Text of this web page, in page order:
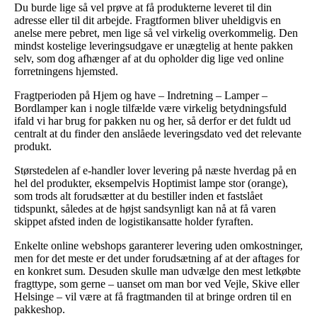
Du burde lige så vel prøve at få produkterne leveret til din
adresse eller til dit arbejde. Fragtformen bliver uheldigvis en
anelse mere pebret, men lige så vel virkelig overkommelig. Den
mindst kostelige leveringsudgave er unægtelig at hente pakken
selv, som dog afhænger af at du opholder dig lige ved online
forretningens hjemsted.
Fragtperioden på Hjem og have – Indretning – Lamper –
Bordlamper kan i nogle tilfælde være virkelig betydningsfuld
ifald vi har brug for pakken nu og her, så derfor er det fuldt ud
centralt at du finder den anslåede leveringsdato ved det relevante
produkt.
Størstedelen af e-handler lover levering på næste hverdag på en
hel del produkter, eksempelvis Hoptimist lampe stor (orange),
som trods alt forudsætter at du bestiller inden et fastslået
tidspunkt, således at de højst sandsynligt kan nå at få varen
skippet afsted inden de logistikansatte holder fyraften.
Enkelte online webshops garanterer levering uden omkostninger,
men for det meste er det under forudsætning af at der aftages for
en konkret sum. Desuden skulle man udvælge den mest letkøbte
fragttype, som gerne – uanset om man bor ved Vejle, Skive eller
Helsinge – vil være at få fragtmanden til at bringe ordren til en
pakkeshop.